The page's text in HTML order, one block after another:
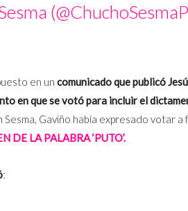
en un comunicado que publicó
en que se votó para incluir el
Sesma, Gaviño había expresado votar
DE LA PALABRA ‘PUTO’.
: